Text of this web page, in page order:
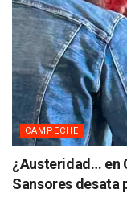
CAMPECHE
¿Austeridad… en
Sansores desata